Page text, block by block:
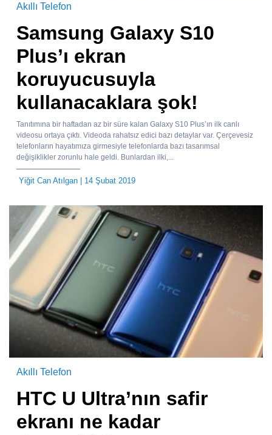
Akıllı Telefon
Samsung Galaxy S10
Plus’ı ekran
koruyucusuyla
kullanacaklara şok!
Tanıtımına bir haftadan az bir süre kalan Galaxy S10 Plus’ın ilk canlı
videosu ortaya çıktı. Videoda rahatsız edici bazı detaylar var. Çerçevesiz
telefonların hayatımıza girmesiyle telefonlarda bazı tasarımsal
değişiklikler zorunlu hale geldi. Bunlardan ilki,...
Yiğit Can Atılgan | 14 Şubat 2019
Akıllı Telefon
HTC U Ultra’nın safir
ekranı ne kadar